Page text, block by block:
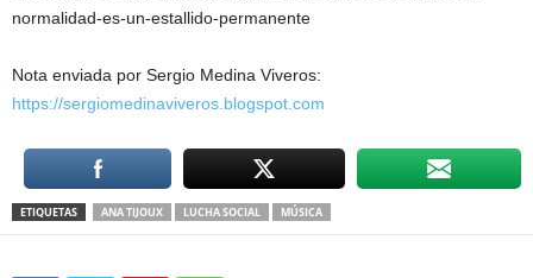
normalidad-es-un-estallido-permanente
Nota enviada por Sergio Medina Viveros:
https://sergiomedinaviveros.blogspot.com
ETIQUETAS ANA TIJOUX LUCHA SOCIAL MÚSICA